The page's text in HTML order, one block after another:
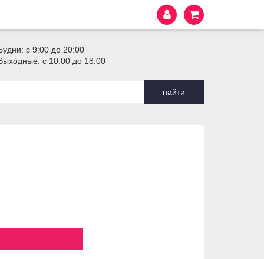
с 9:00 до 20:00
с 10:00 до 18:00
найти